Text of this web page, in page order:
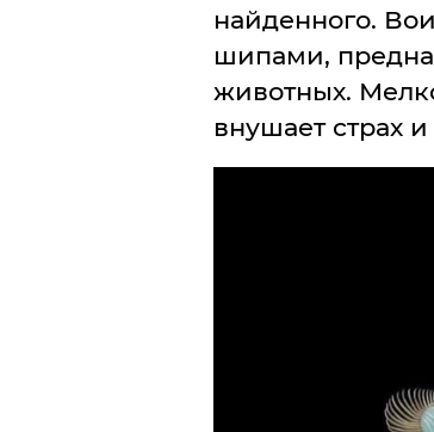
найденного.
шипами,
животных.
внушает страх